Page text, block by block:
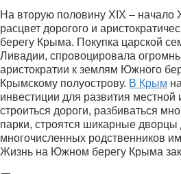
На вторую половину ХIХ – начало
расцвет дорогого и
берегу Крыма. Покупка царской
Ливадии, спровоцировала
аристократии к землям Южного
Крымскому полуострову. В Крым
инвестиции для развития местной
строиться дороги, разбиваться
парки, строятся шикарные дворцы
многочисленных родственников
Жизнь на Южном берегу Крыма